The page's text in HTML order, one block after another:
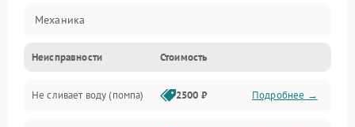
Механика
Электропитание
Водоснабжение
Неисправности Стоимость
Не сливает воду (помпа) 2500 ₽ Подробнее →